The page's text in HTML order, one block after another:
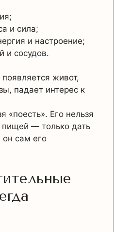
и сила;
и настроение;
и сосудов.
живот,
падает интерес к
«поесть». Его нельзя
пищей — только дать
он сам его